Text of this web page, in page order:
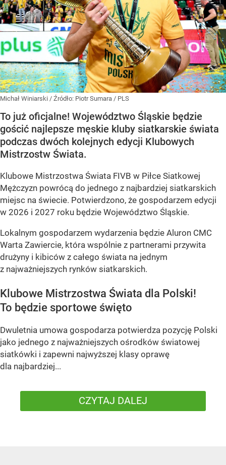
Michał Winiarski / Źródło: Piotr Sumara / PLS
To już oficjalne! Województwo Śląskie będzie
gościć najlepsze męskie kluby siatkarskie świata
podczas dwóch kolejnych edycji Klubowych
Mistrzostw Świata.
Klubowe Mistrzostwa Świata FIVB w Piłce Siatkowej
Mężczyzn powrócą do jednego z najbardziej siatkarskich
miejsc na świecie. Potwierdzono, że gospodarzem edycji
w 2026 i 2027 roku będzie Województwo Śląskie.
Lokalnym gospodarzem wydarzenia będzie Aluron CMC
Warta Zawiercie, która wspólnie z partnerami przywita
drużyny i kibiców z całego świata na jednym
z najważniejszych rynków siatkarskich.
Klubowe Mistrzostwa Świata dla Polski!
To będzie sportowe święto
Dwuletnia umowa gospodarza potwierdza pozycję Polski
jako jednego z najważniejszych ośrodków światowej
siatkówki i zapewni najwyższej klasy oprawę
dla najbardziej...
CZYTAJ DALEJ